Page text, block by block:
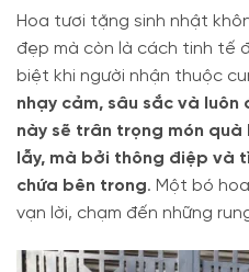
Hoa tươi tặng sinh nhật
đẹp mà còn là cách tinh tế
biệt khi người nhận thuộc
nhạy cảm, sâu sắc và
này sẽ trân trọng món
lẫy, mà bởi thông điệp và
chứa bên trong. Một bó
vạn lời, chạm đến những